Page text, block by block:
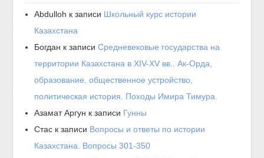
Abdulloh к записи Школьный курс истории
Казахстана
Богдан к записиСредневековые государства на
территории Казахстана в XIV-XV вв.. Ак-Орда,
образование, общественное устройство,
политическая история. Походы Имира Тимура.
Азамат Аргун к записи Гунны
Стас к записи Вопросы и ответы по истории
Казахстана. Вопросы 301-350